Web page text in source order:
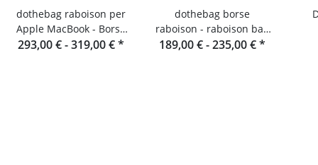
dothebag raboison per
Apple MacBook - Borsa
per notebook in pelle
293,00 € -319,00 €*
dothebag borse
raboison - raboison bag
upend Formato verticale
189,00 € -235,00 €*